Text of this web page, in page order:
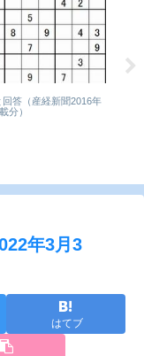
回答（産経新聞2016年
分）
数
年3月3
はてブ